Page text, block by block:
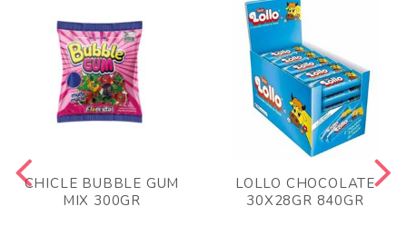
CHICLE BUBBLE GUM
MIX 300GR
LOLLO CHOCOLATE
30X28GR 840GR